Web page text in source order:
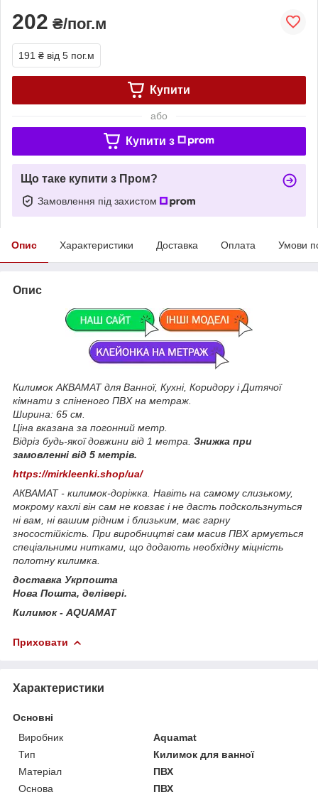
202 ₴/пог.м
191 ₴ від 5 пог.м
Купити
або
Купити з
Що таке купити з Пром?
Замовлення під захистом
Опис Характеристики Доставка Оплата Умови
Опис
Килимок АКВАМАТ для Ванної, Кухні, Коридору і Дитячої
кімнати з спіненого ПВХ на метраж.
Ширина: 65 см.
Ціна вказана за погонний метр.
Відріз будь-якої довжини від 1 метра. Знижка при
замовленні від 5 метрів.
https://mirkleenki.shop/ua/
АКВАМАТ - килимок-доріжка. Навіть на самому слизькому,
мокрому кахлі він сам не ковзає і не дасть подскользнуться
ні вам, ні вашим рідним і близьким, має гарну
зносостійкість. При виробництві сам масив ПВХ армується
спеціальними нитками, що додають необхідну міцність
полотну килимка.
доставка Укрпошта
Нова Пошта, делівері.
Килимок - AQUAMAT
Приховати
Характеристики
Основні
Виробник
Aquamat
Тип
Килимок для ванної
Матеріал
ПВХ
Основа
ПВХ